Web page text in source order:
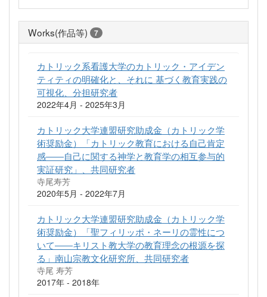
Works(作品等) 7
カトリック系看護大学のカトリック・アイデン
ティティの明確化と、それに 基づく教育実践の
可視化、分担研究者
2022年4月 - 2025年3月
カトリック大学連盟研究助成金（カトリック学
術奨励金）「カトリック教育における自己肯定
感――自己に関する神学と教育学の相互参与的
実証研究」、共同研究者
寺尾寿芳
2020年5月 - 2022年7月
カトリック大学連盟研究助成金（カトリック学
術奨励金）「聖フィリッポ・ネーリの霊性につ
いて――キリスト教大学の教育理念の根源を探
る」南山宗教文化研究所、共同研究者
寺尾 寿芳
2017年 - 2018年